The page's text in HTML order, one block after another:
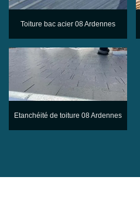
Toiture bac acier 08 Ardennes
Etanchéité de toiture 08 Ardennes